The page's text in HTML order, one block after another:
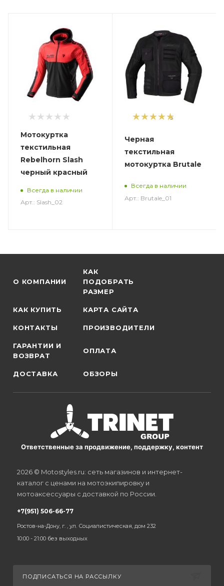
Мотокуртка
текстильная
Rebelhorn Slash
черный красный
Всегда в наличии
Арт.: Slash_02
5
Черная
текстильная
мотокуртка Brutale
Всегда в наличии
Арт.: Brutale_01
О КОМПАНИИ
КАК
ПОДОБРАТЬ
РАЗМЕР
КАК КУПИТЬ КАРТА САЙТА
КОНТАКТЫ ПРОИЗВОДИТЕЛИ
ГАРАНТИИ И
ВОЗВРАТ
ОПЛАТА
ДОСТАВКА ОБЗОРЫ
Ответственные за продвижение, поддержку, контент
2026 © Motostyles.ru: сеть магазинов и интернет-
каталог с ценами на мотоэкипировку и
мотоаксессуары с доставкой по России.
+7(951) 506-66-77
Ростов-на-Дону, г. , ул. Социалистическая, дом 232
10:00 - 21:00 без выходных
ПОДПИСАТЬСЯ НА РАССЫЛКУ